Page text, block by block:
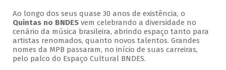
Ao longo dos seus quase 30 anos de existência, o
Quintas no BNDESvem celebrando a diversidade no
cenário da música brasileira, abrindo espaço tanto para
artistas renomados, quanto novos talentos. Grandes
nomes da MPB passaram, no início de suas carreiras,
pelo palco do Espaço Cultural BNDES.